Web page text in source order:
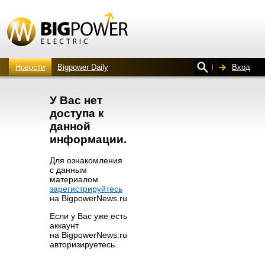
Новости Bigpower Daily Вход
У Вас нет
доступа к
данной
информации.
Для ознакомления
с данным
материалом
зарегистрируйтесь
на BigpowerNews.ru
Если у Вас уже есть
аккаунт
на BigpowerNews.ru
авторизируетесь.